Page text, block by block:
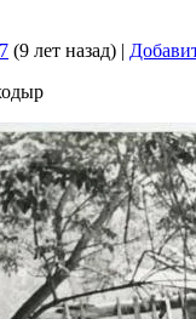
(9 лет назад) |